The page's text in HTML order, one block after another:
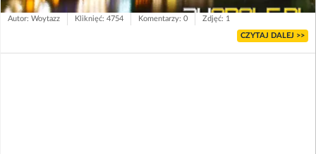
Autor: Woytazz Kliknięć: 4754 Komentarzy: 0 Zdjęć: 1
CZYTAJ DALEJ >>